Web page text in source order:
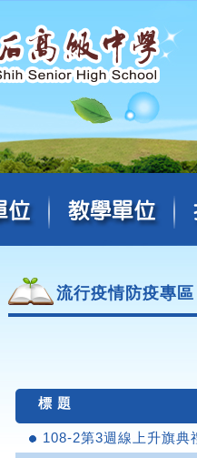
流行疫情防疫專區
標 題
108-2第3週線上升旗典